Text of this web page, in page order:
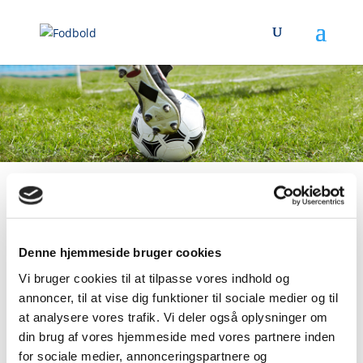
Denne hjemmeside bruger cookies
Vi bruger cookies til at tilpasse vores indhold og
annoncer, til at vise dig funktioner til sociale medier og til
at analysere vores trafik. Vi deler også oplysninger om
din brug af vores hjemmeside med vores partnere inden
for sociale medier, annonceringspartnere og
her, for at komme til
hjemmesiden for Bjerre
Herred fodbold
Om fodbold i Stouby